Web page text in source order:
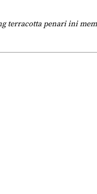
terracotta penari ini